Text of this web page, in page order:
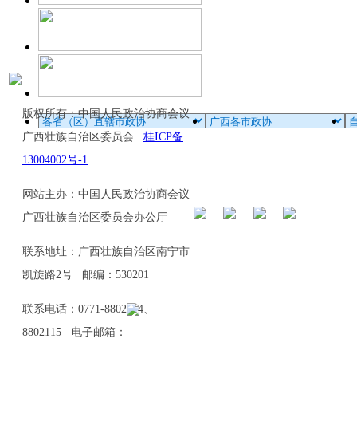
版权所有：中国人民政治协商会议
广西壮族自治区委员会 桂ICP备
13004002号-1
网站主办：中国人民政治协商会议
广西壮族自治区委员会办公厅
联系地址：广西壮族自治区南宁市
凯旋路2号 邮编：530201
联系电话：0771-8802114、
8802115 电子邮箱：